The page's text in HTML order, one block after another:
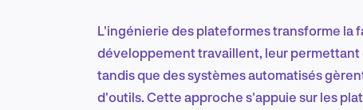
L'ingénierie des plateformes transforme la
développement travaillent, leur permettant
tandis que des systèmes automatisés
d'outils. Cette approche s'appuie sur les